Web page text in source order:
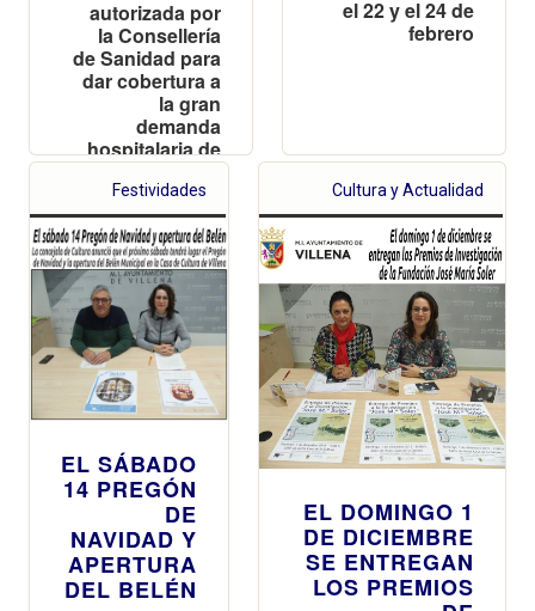
autorizada por
la Consellería
de Sanidad para
dar cobertura a
la gran
demanda
hospitalaria de
sangre que
sufre la
Comunidad
Valenciana
el 22 y el 24 de
febrero
Festividades
EL SÁBADO
14 PREGÓN
DE
NAVIDAD Y
APERTURA
DEL BELÉN
Cultura y Actualidad
EL DOMINGO 1
DE DICIEMBRE
SE ENTREGAN
LOS PREMIOS